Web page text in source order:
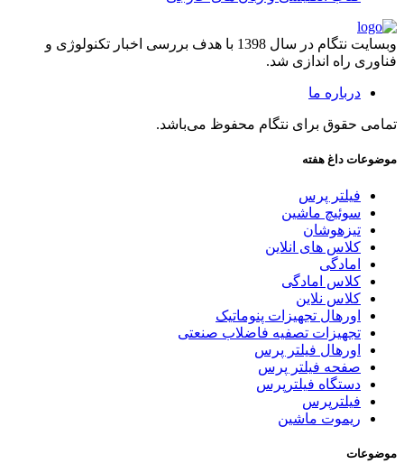
وبسایت نتگام در سال 1398 با هدف بررسی اخبار تکنولوژی و
فناوری راه اندازی شد.
درباره ما
تمامی حقوق برای نتگام محفوظ می‌باشد.
موضوعات داغ هفته
فیلتر پرس
سوئیچ ماشین
تیزهوشان
کلاس های انلاین
امادگی
کلاس امادگی
کلاس نلاین
اورهال تجهیزات پنوماتیک
تجهیزات تصفیه فاضلاب صنعتی
اورهال فیلتر پرس
صفحه فیلتر پرس
دستگاه فیلترپرس
فیلترپرس
ریموت ماشین
موضوعات